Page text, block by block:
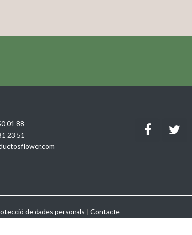
01 88
23 51
de dades personals | Contacte